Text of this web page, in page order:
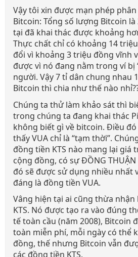
Vậy tôi xin được mạn phép
Bitcoin: Tổng số lượng Bitcoin
tại đã khai thác được khoảng
Thực chất chỉ có khoảng 14
đổi vì khoảng 3 triệu đồng vĩnh
được vì nó đang nằm trong ví bị
người. Vậy 7 tỉ dân chung nhau
Bitcoin thì chia như thế nào
Chúng ta thử làm khảo sát thì
trong chúng ta đang khai thác
không biết gì về bitcoin. Điều
thấy VUA chỉ là “tạm thời”.
đồng tiền KTS nào mang lại giá
cộng đồng, có sự ĐỒNG
đó sẽ được sử dụng nhiều nhất
đáng là đồng tiền VUA.
Vâng hiện tại ai cũng thừa nhận
KTS. Nó được tạo ra vào đúng
tế toàn cầu (năm 2008), Bitcoin
toàn miễn phí, mỗi ngày có thể
đồng, thế nhưng Bitcoin vẫn
các đồng tiền KTS.